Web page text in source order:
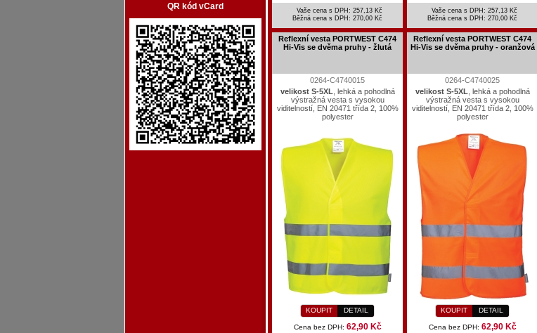
QR kód vCard
Vaše cena s DPH: 257,13 Kč
Běžná cena s DPH: 270,00 Kč
Vaše cena s DPH: 257,13 Kč
Běžná cena s DPH: 270,00 Kč
Reflexní vesta PORTWEST C474
Hi-Vis se dvěma pruhy - žlutá
0264-C4740015
velikost S-5XL , lehká a pohodlná
výstražná vesta s vysokou
viditelností, EN 20471 třída 2, 100%
polyester
KOUPIT DETAIL
Cena bez DPH: 62,90 Kč
Reflexní vesta PORTWEST C474
Hi-Vis se dvěma pruhy - oranžová
0264-C4740025
velikost S-5XL , lehká a pohodlná
výstražná vesta s vysokou
viditelností, EN 20471 třída 2, 100%
polyester
KOUPIT DETAIL
Cena bez DPH: 62,90 Kč